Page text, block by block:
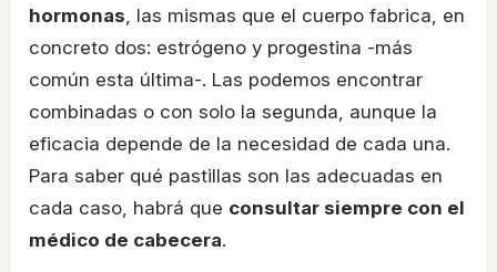
hormonas , las mismas que el cuerpo fabrica, en
concreto dos: estrógeno y progestina -más
común esta última-. Las podemos encontrar
combinadas o con solo la segunda, aunque la
eficacia depende de la necesidad de cada una.
Para saber qué pastillas son las adecuadas en
cada caso, habrá que consultar siempre con el
médico de cabecera.